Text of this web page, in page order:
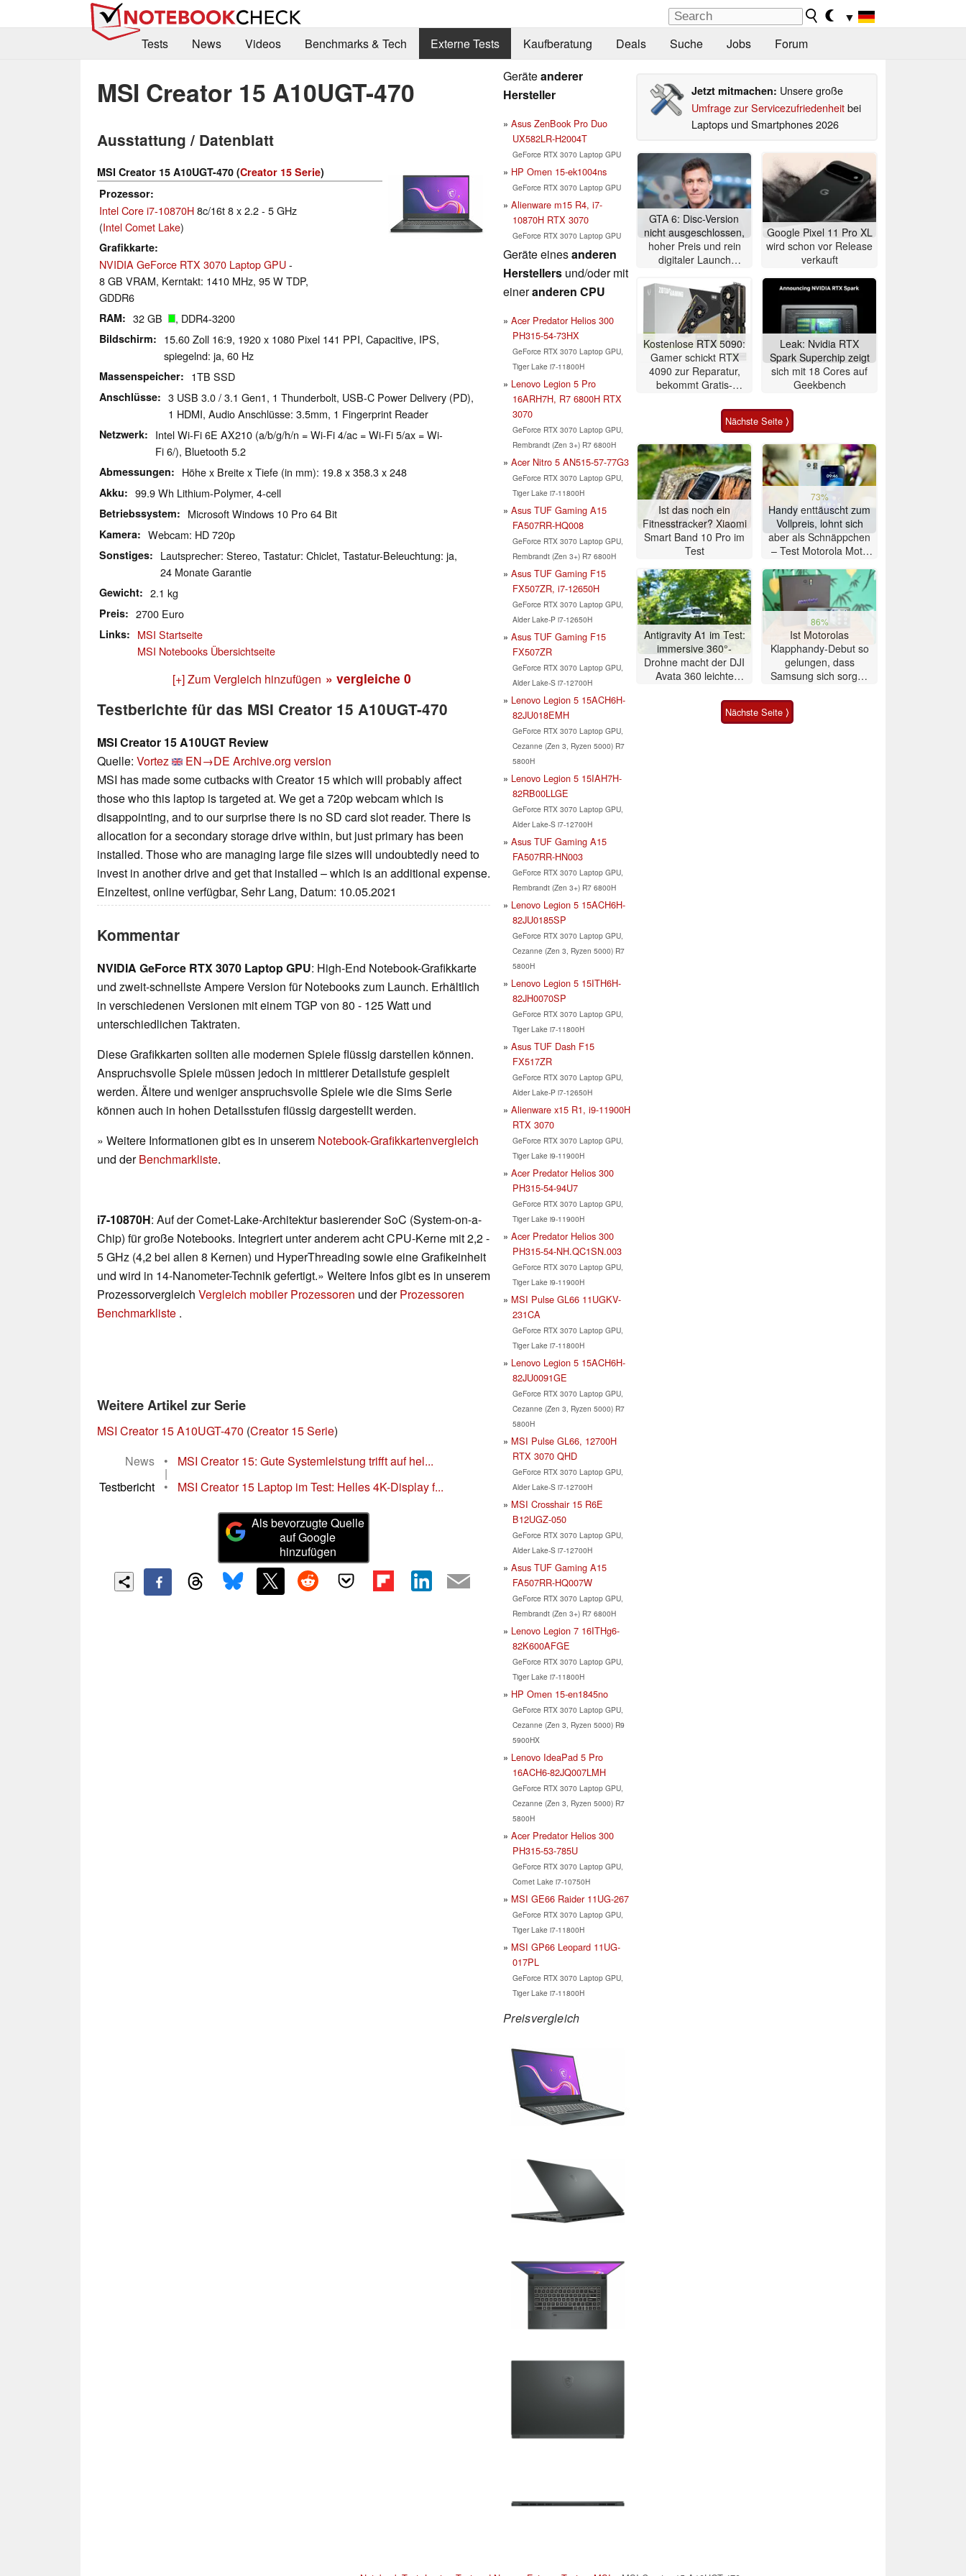
▼
Tests
News Videos Benchmarks & Tech Externe Tests Kaufberatung Deals Suche Jobs Forum
MSI Creator 15 A10UGT-470
Ausstattung / Datenblatt
MSI Creator 15 A10UGT-470 (Creator 15 Serie)
Prozessor
Intel Core i7-10870H8c/16t 8 x 2.2 - 5 GHz
(Intel Comet Lake)
Grafikkarte
NVIDIA GeForce RTX 3070 Laptop GPU-
8 GB VRAM, Kerntakt: 1410 MHz, 95 W TDP,
GDDR6
RAM 32 GB , DDR4-3200
Bildschirm
15.60 Zoll 16:9, 1920 x 1080 Pixel 141 PPI, Capacitive, IPS,
spiegelnd: ja, 60 Hz
Massenspeicher 1TB SSD
Anschlüsse
3 USB 3.0 / 3.1 Gen1, 1 Thunderbolt, USB-C Power Delivery (PD),
1 HDMI, Audio Anschlüsse: 3.5mm, 1 Fingerprint Reader
Netzwerk
Intel Wi-Fi 6E AX210 (a/b/g/h/n = Wi-Fi 4/ac = Wi-Fi 5/ax = Wi-
Fi 6/), Bluetooth 5.2
Abmessungen Höhe x Breite x Tiefe (in mm): 19.8 x 358.3 x 248
Akku 99.9 Wh Lithium-Polymer, 4-cell
Betriebssystem Microsoft Windows 10 Pro 64 Bit
Kamera Webcam: HD 720p
Sonstiges
Lautsprecher: Stereo, Tastatur: Chiclet, Tastatur-Beleuchtung: ja,
24 Monate Garantie
Gewicht 2.1 kg
Preis 2700 Euro
Links
MSI Startseite
MSI Notebooks Übersichtseite
[+] Zum Vergleich hinzufügen » vergleiche 0
Testberichte für das MSI Creator 15 A10UGT-470
MSI Creator 15 A10UGT Review
Quelle: Vortez EN→DE Archive.org version
MSI has made some cutbacks with Creator 15 which will probably affect
those who this laptop is targeted at. We get a 720p webcam which is
disappointing, and to our surprise there is no SD card slot reader. There is
allocation for a secondary storage drive within, but just primary has been
installed. Those who are managing large file sizes will undoubtedly need to
invest in another drive and get that installed – which is an additional expense.
Einzeltest, online verfügbar, Sehr Lang, Datum: 10.05.2021
Kommentar
NVIDIA GeForce RTX 3070 Laptop GPU: High-End Notebook-Grafikkarte
und zweit-schnellste Ampere Version für Notebooks zum Launch. Erhältlich
in verschiedenen Versionen mit einem TGP von 80 - 125 Watt und
unterschiedlichen Taktraten.
Diese Grafikkarten sollten alle modernen Spiele flüssig darstellen können.
Anspruchsvolle Spiele müssen jedoch in mittlerer Detailstufe gespielt
werden. Ältere und weniger anspruchsvolle Spiele wie die Sims Serie
können auch in hohen Detailsstufen flüssig dargestellt werden.
» Weitere Informationen gibt es in unserem Notebook-Grafikkartenvergleich
und derBenchmarkliste.
i7-10870H: Auf der Comet-Lake-Architektur basierender SoC (System-on-a-
Chip) für große Notebooks. Integriert unter anderem acht CPU-Kerne mit 2,2 -
5 GHz (4,2 bei allen 8 Kernen) und HyperThreading sowie eine Grafikeinheit
und wird in 14-Nanometer-Technik gefertigt.» Weitere Infos gibt es in unserem
Prozessorvergleich Vergleich mobiler Prozessoren und derProzessoren
Benchmarkliste .
Weitere Artikel zur Serie
MSI Creator 15 A10UGT-470 (Creator 15 Serie)
News
• MSI Creator 15: Gute Systemleistung trifft auf hel...
|
Testbericht
• MSI Creator 15 Laptop im Test: Helles 4K-Display f...
Als bevorzugte Quelle
auf Google
hinzufügen
Geräteanderer
Hersteller
Asus ZenBook Pro Duo
UX582LR-H2004T
GeForce RTX 3070 Laptop GPU
HP Omen 15-ek1004ns
GeForce RTX 3070 Laptop GPU
Alienware m15 R4, i7-
10870H RTX 3070
GeForce RTX 3070 Laptop GPU
Geräte einesanderen
Herstellers und/oder mit
eineranderen CPU
Acer Predator Helios 300
PH315-54-73HX
GeForce RTX 3070 Laptop GPU,
Tiger Lake i7-11800H
Lenovo Legion 5 Pro
16ARH7H, R7 6800H RTX
3070
GeForce RTX 3070 Laptop GPU,
Rembrandt (Zen 3+) R7 6800H
Acer Nitro 5 AN515-57-77G3
GeForce RTX 3070 Laptop GPU,
Tiger Lake i7-11800H
Asus TUF Gaming A15
FA507RR-HQ008
GeForce RTX 3070 Laptop GPU,
Rembrandt (Zen 3+) R7 6800H
Asus TUF Gaming F15
FX507ZR, i7-12650H
GeForce RTX 3070 Laptop GPU,
Alder Lake-P i7-12650H
Asus TUF Gaming F15
FX507ZR
GeForce RTX 3070 Laptop GPU,
Alder Lake-S i7-12700H
Lenovo Legion 5 15ACH6H-
82JU018EMH
GeForce RTX 3070 Laptop GPU,
Cezanne (Zen 3, Ryzen 5000) R7
5800H
Lenovo Legion 5 15IAH7H-
82RB00LLGE
GeForce RTX 3070 Laptop GPU,
Alder Lake-S i7-12700H
Asus TUF Gaming A15
FA507RR-HN003
GeForce RTX 3070 Laptop GPU,
Rembrandt (Zen 3+) R7 6800H
Lenovo Legion 5 15ACH6H-
82JU0185SP
GeForce RTX 3070 Laptop GPU,
Cezanne (Zen 3, Ryzen 5000) R7
5800H
Lenovo Legion 5 15ITH6H-
82JH0070SP
GeForce RTX 3070 Laptop GPU,
Tiger Lake i7-11800H
Asus TUF Dash F15
FX517ZR
GeForce RTX 3070 Laptop GPU,
Alder Lake-P i7-12650H
Alienware x15 R1, i9-11900H
RTX 3070
GeForce RTX 3070 Laptop GPU,
Tiger Lake i9-11900H
Acer Predator Helios 300
PH315-54-94U7
GeForce RTX 3070 Laptop GPU,
Tiger Lake i9-11900H
Acer Predator Helios 300
PH315-54-NH.QC1SN.003
GeForce RTX 3070 Laptop GPU,
Tiger Lake i9-11900H
MSI Pulse GL66 11UGKV-
231CA
GeForce RTX 3070 Laptop GPU,
Tiger Lake i7-11800H
Lenovo Legion 5 15ACH6H-
82JU0091GE
GeForce RTX 3070 Laptop GPU,
Cezanne (Zen 3, Ryzen 5000) R7
5800H
MSI Pulse GL66, 12700H
RTX 3070 QHD
GeForce RTX 3070 Laptop GPU,
Alder Lake-S i7-12700H
MSI Crosshair 15 R6E
B12UGZ-050
GeForce RTX 3070 Laptop GPU,
Alder Lake-S i7-12700H
Asus TUF Gaming A15
FA507RR-HQ007W
GeForce RTX 3070 Laptop GPU,
Rembrandt (Zen 3+) R7 6800H
Lenovo Legion 7 16ITHg6-
82K600AFGE
GeForce RTX 3070 Laptop GPU,
Tiger Lake i7-11800H
HP Omen 15-en1845no
GeForce RTX 3070 Laptop GPU,
Cezanne (Zen 3, Ryzen 5000) R9
5900HX
Lenovo IdeaPad 5 Pro
16ACH6-82JQ007LMH
GeForce RTX 3070 Laptop GPU,
Cezanne (Zen 3, Ryzen 5000) R7
5800H
Acer Predator Helios 300
PH315-53-785U
GeForce RTX 3070 Laptop GPU,
Comet Lake i7-10750H
MSI GE66 Raider 11UG-267
GeForce RTX 3070 Laptop GPU,
Tiger Lake i7-11800H
MSI GP66 Leopard 11UG-
017PL
GeForce RTX 3070 Laptop GPU,
Tiger Lake i7-11800H
Preisvergleich
Jetzt mitmachen: Unsere große
Umfrage zur Servicezufriedenheitbei
Laptops und Smartphones 2026
GTA 6: Disc-Version
nicht ausgeschlossen,
hoher Preis und rein
digitaler Launch
Google Pixel 11 Pro XL
wird schon vor Release
verkauft
Kostenlose RTX 5090:
Gamer schickt RTX
4090 zur Reparatur,
bekommt Gratis-
Leak: Nvidia RTX
Spark Superchip zeigt
sich mit 18 Cores auf
Geekbench
Nächste Seite ⟩
Ist das noch ein
Fitnesstracker? Xiaomi
Smart Band 10 Pro im
Test
73%
Handy enttäuscht zum
Vollpreis, lohnt sich
aber als Schnäppchen
– Test Motorola Moto
Antigravity A1 im Test:
immersive 360°-
Drohne macht der DJI
Avata 360 leichte
86%
Ist Motorolas
Klapphandy-Debut so
gelungen, dass
Samsung sich sorgen
Smartphone im Test
Nächste Seite ⟩